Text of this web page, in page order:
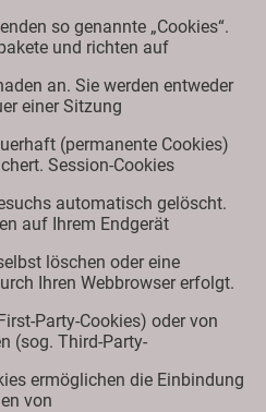
so genannte „Cookies“.
und richten auf
an. Sie werden entweder
einer Sitzung
(permanente Cookies)
Session-Cookies
automatisch gelöscht.
auf Ihrem Endgerät
löschen oder eine
Ihren Webbrowser erfolgt.
Party-Cookies) oder von
(sog. Third-Party-
ermöglichen die Einbindung
von